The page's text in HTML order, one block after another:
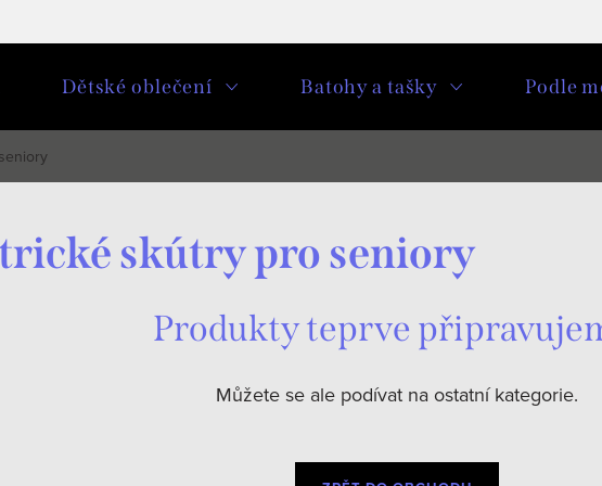
Dětské oblečení Batohy a tašky Podle
skútry pro seniory
Produkty teprve
Můžete se ale podívat na ostatní kategorie.